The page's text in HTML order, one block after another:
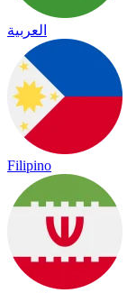
العربية
Filipino